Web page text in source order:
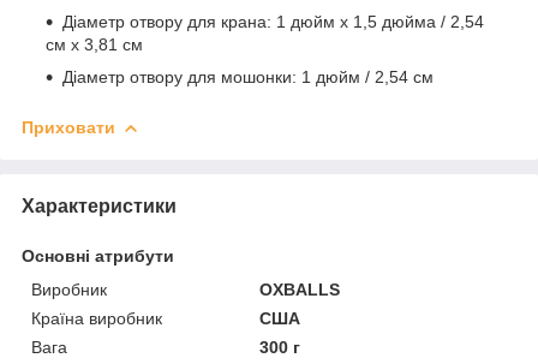
Діаметр отвору для крана: 1 дюйм x 1,5 дюйма / 2,54
см x 3,81 см
Діаметр отвору для мошонки: 1 дюйм / 2,54 см
Приховати
Характеристики
Основні атрибути
Виробник
OXBALLS
Країна виробник
США
Вага
300 г